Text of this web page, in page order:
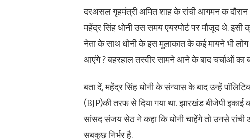
दरअसल गृहमंत्री अमित शाह के रांची आगमन क दौरान
महेंद्र सिंह धोनी उस समय एयरपोर्ट पर मौजूद थे.
नेता के साथ धोनी के इस मुलाकात के कई मायने भी लोग
आएंगे ? बहरहाल तस्वीर सामने आने के बाद चर्चाओं का
बता दें, महेंद्र सिंह धोनी के संन्यास के बाद उन्हें
(BJP)की तरफ से दिया गया था. झारखंड बीजेपी
सांसद संजय सेठ ने कहा कि धोनी चाहेंगे तो उनसे रांची
सबकुछ निर्भर है.